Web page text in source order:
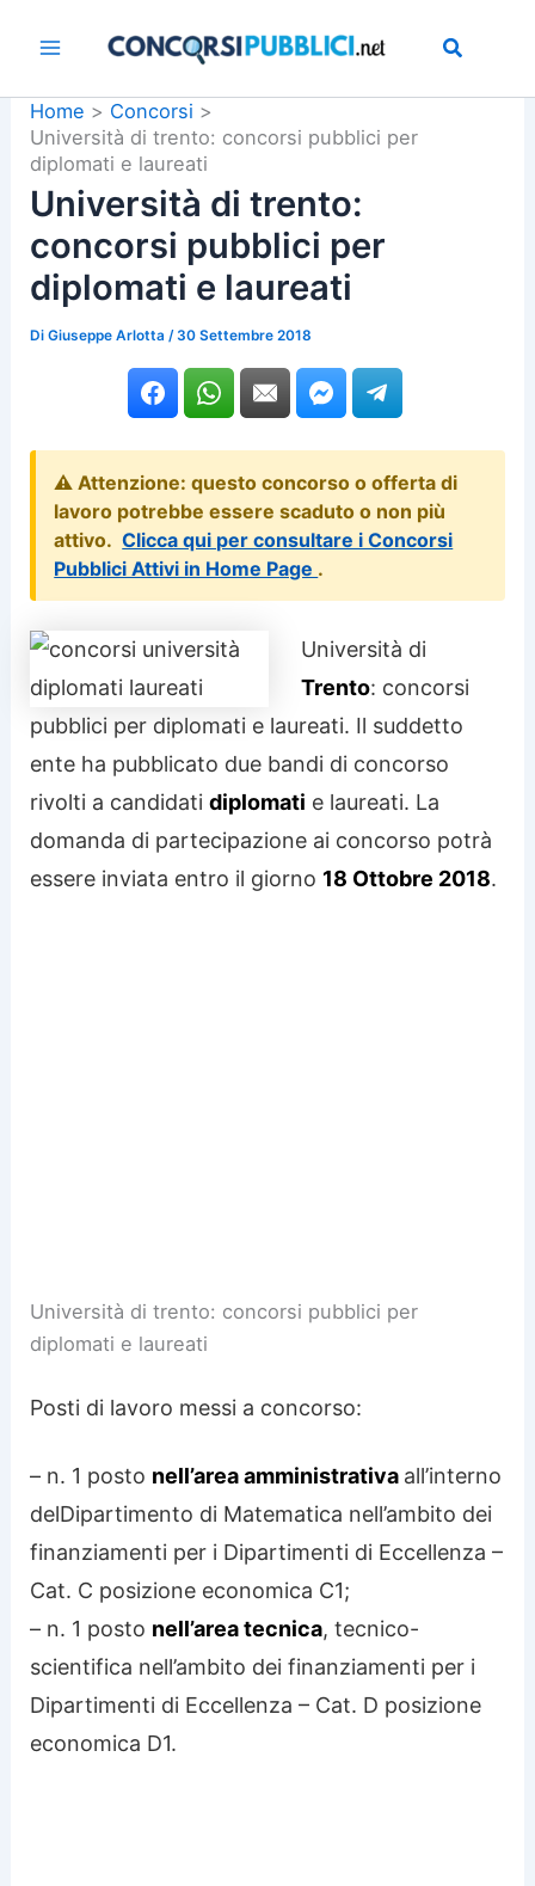
Home
Concorsi
Università di trento: concorsi pubblici per
diplomati e laureati
Università di trento:
concorsi pubblici per
diplomati e laureati
DiGiuseppe Arlotta /30 Settembre 2018
⚠️ Attenzione: questo concorso o offerta di
lavoro potrebbe essere scaduto o non più
attivo. Clicca qui per consultare i Concorsi
Pubblici Attivi in Home Page .
Università di
Trento: concorsi
pubblici per diplomati e laureati. Il suddetto
ente ha pubblicato due bandi di concorso
rivolti a candidatidiplomati e laureati. La
domanda di partecipazione ai concorso potrà
essere inviata entro il giorno 18 Ottobre 2018.
Università di trento: concorsi pubblici per
diplomati e laureati
Posti di lavoro messi a concorso:
– n. 1 posto nell’area amministrativa all’interno
delDipartimento di Matematica nell’ambito dei
finanziamenti per i Dipartimenti di Eccellenza –
Cat. C posizione economica C1;
– n. 1 posto nell’area tecnica, tecnico-
scientifica nell’ambito dei finanziamenti per i
Dipartimenti di Eccellenza – Cat. D posizione
economica D1.